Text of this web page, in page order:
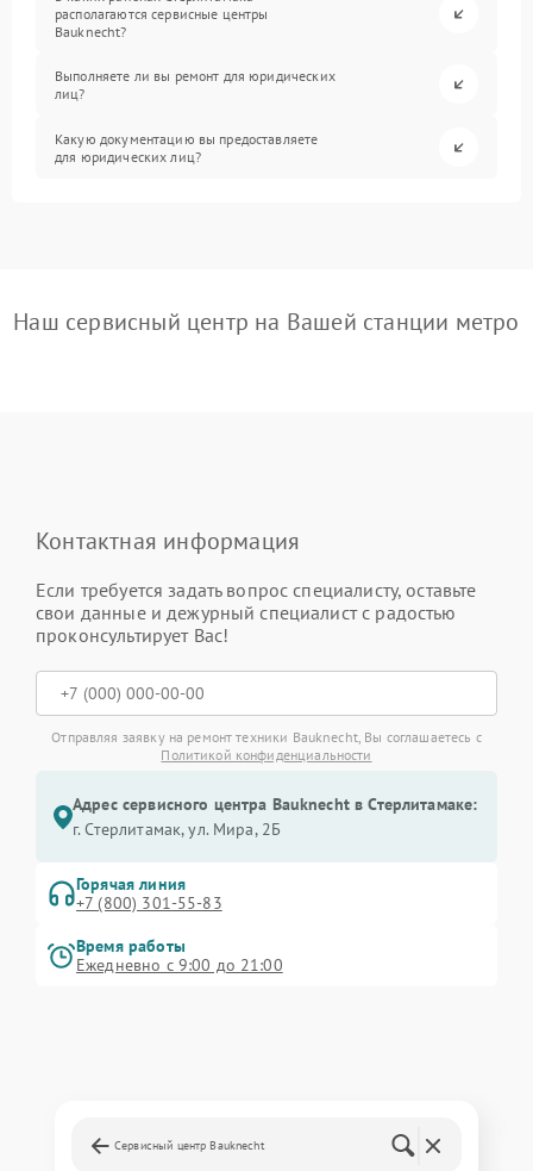
располагаются сервисные центры
Bauknecht?
Выполняете ли вы ремонт для юридических
лиц?
Какую документацию вы предоставляете
для юридических лиц?
Наш сервисный центр на Вашей станции метро
Контактная информация
Если требуется задать вопрос специалисту, оставьте
свои данные и дежурный специалист с радостью
проконсультирует Вас!
Отправляя заявку на ремонт техники Bauknecht, Вы соглашаетесь с
Политикой конфиденциальности
Адрес сервисного центра Bauknecht в Стерлитамаке:
г. Стерлитамак, ул. Мира, 2Б
Горячая линия
+7 (800) 301-55-83
Время работы
Ежедневно с 9:00 до 21:00
Сервисный центр Bauknecht